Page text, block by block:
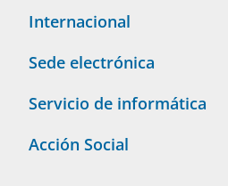
Internacional
Sede electrónica
Servicio de informática
Acción Social